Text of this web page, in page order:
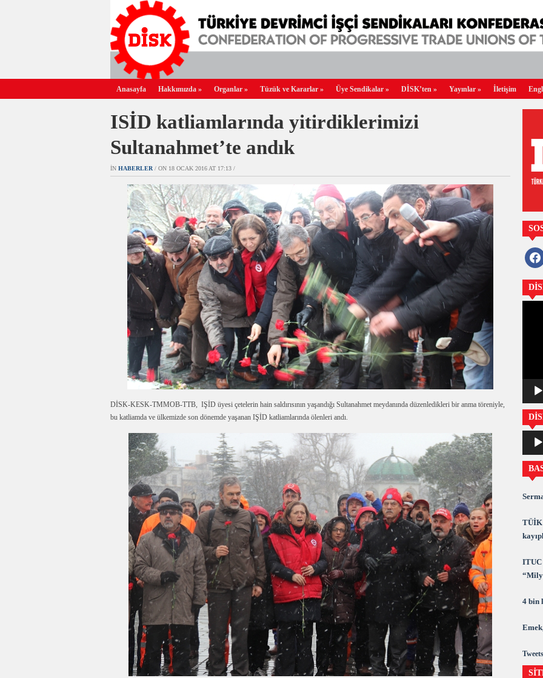
Anasayfa Hakkımızda » Organlar » Tüzük ve Kararlar » Üye Sendikalar » DİSK’ten » Yayınlar » İletişim
ISİD katliamlarında yitirdiklerimizi
Sultanahmet’te andık
IN HABERLER / ON 18 OCAK 2016 AT 17:13 /
DİSK-KESK-TMMOB-TTB, IŞİD üyesi çetelerin hain saldırısının yaşandığı Sultanahmet meydanında düzenledikleri bir anma töreniyle,
bu katliamda ve ülkemizde son dönemde yaşanan IŞİD katliamlarında ölenleri andı.
oynatıcı
TÜİK
ITUC
4 bin